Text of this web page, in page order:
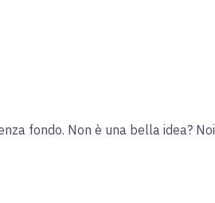
fondo. Non è una bella idea? Noi